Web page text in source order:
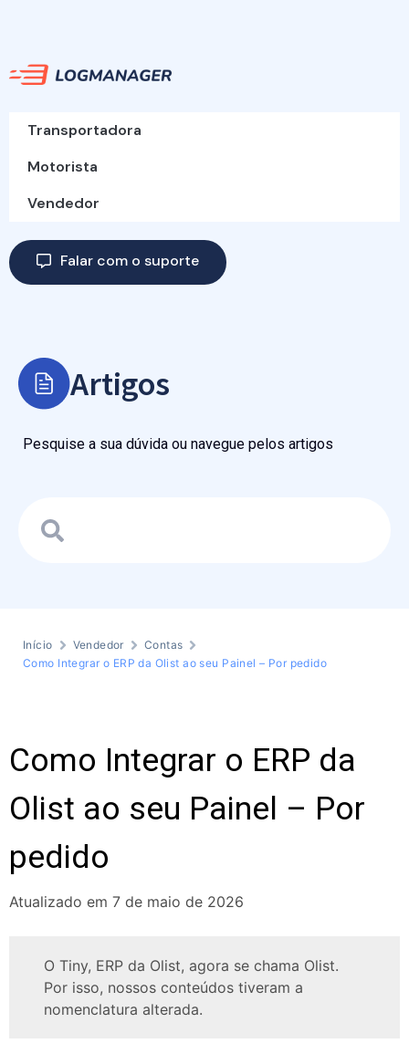
Transportadora
Motorista
Vendedor
Falar com o suporte
Artigos
Pesquise a sua dúvida ou navegue pelos artigos
Início Vendedor
Contas
Como Integrar o ERP da Olist ao seu Painel – Por pedido
Como Integrar o ERP da
Olist ao seu Painel – Por
pedido
Atualizado em 7 de maio de 2026
O Tiny, ERP da Olist, agora se chama Olist.
Por isso, nossos conteúdos tiveram a
nomenclatura alterada.